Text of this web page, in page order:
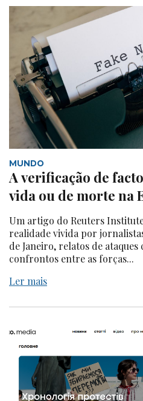
MUNDO
A verificação de
vida ou de morte na
Um artigo do Reuters
realidade vivida por
de Janeiro, relatos de
confrontos entre as forças...
Ler mais